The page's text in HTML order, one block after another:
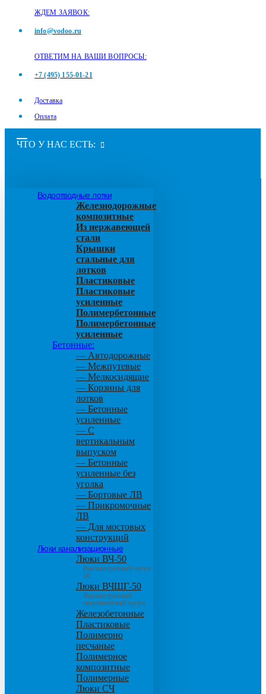
ЖДЕМ ЗАЯВОК:
info@vodoo.ru
ОТВЕТИМ НА ВАШИ ВОПРОСЫ:
+7 (495) 155-01-21
Доставка
Оплата
ЧТО У НАС ЕСТЬ:
Водоотводные лотки
Железнодорожные
композитные
Из нержавеющей
стали
Крышки
стальные для
лотков
Пластиковые
Пластиковые
усиленные
Полимербетонные
Полимербетонные
усиленные
Бетонные:
— Автодорожные
— Межпутевые
— Мелкосидящие
— Корзины для
лотков
— Бетонные
усиленные
— С
вертикальным
выпуском
— Бетонные
усиленные без
уголка
— Бортовые ЛВ
— Прикромочные
ЛВ
— Для мостовых
конструкций
Люки канализационные
Люки ВЧ-50
Высокопрочный чугун
50
Люки ВЧШГ-50
Высокопрочный
сверхтяжелый чугун
Железобетонные
Пластиковые
Полимерно
песчаные
Полимерное
композитные
Полимерные
Люки СЧ